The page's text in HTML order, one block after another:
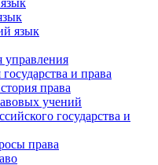
язык
управления
и права
права
учений
государства и
права